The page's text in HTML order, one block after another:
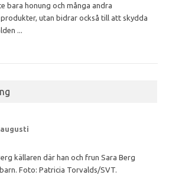
bara honung och många andra
utan bidrar också till att skydda
...
källaren där han och frun Sara Berg
Foto: Patricia Torvalds/SVT.